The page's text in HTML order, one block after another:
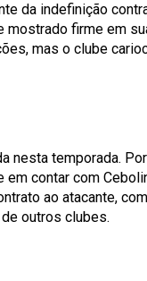
da indefinição
mostrado firme em
mas o clube
nesta temporada.
contar com
ao atacante,
outros clubes.